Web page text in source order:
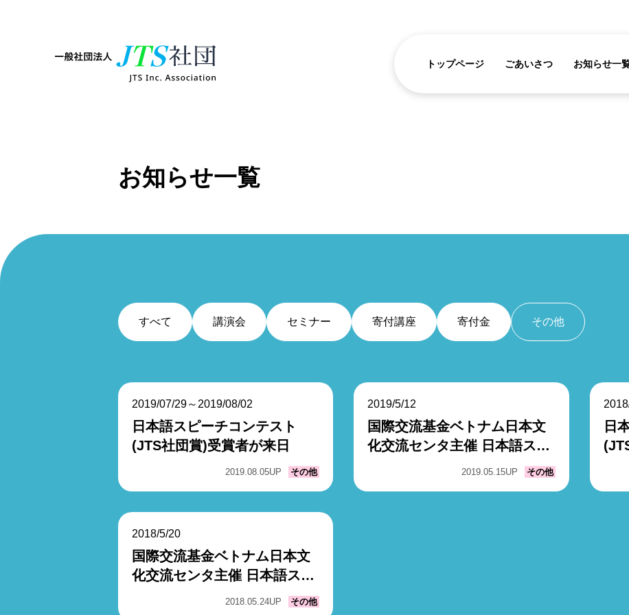
トップページ ごあいさつ お知らせ一
お知らせ一覧
すべて 講演会 セミナー 寄付講座 寄付金 その他
2019/07/29～2019/08/02
日本語スピーチコンテスト
(JTS社団賞)受賞者が来日
2019.08.05UP その他
2019/5/12
国際交流基金ベトナム日本文
化交流センタ主催 日本語スピ
ーチコンテストに協賛
2019.05.15UP その他
日
2018/5/20
国際交流基金ベトナム日本文
化交流センタ主催 日本語スピ
ーチコンテストに協賛
2018.05.24UP その他